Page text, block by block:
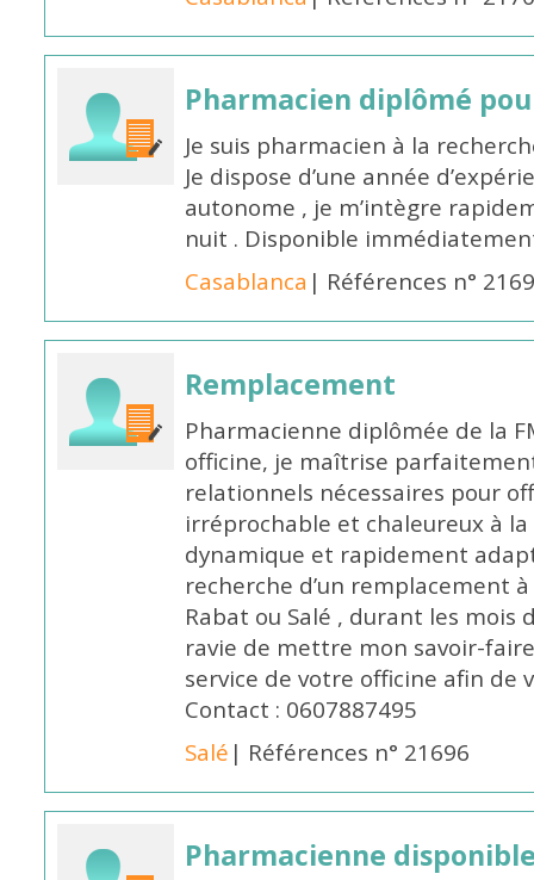
Pharmacien diplômé
Je suis pharmacien à la
Je dispose d’une année
autonome , je m’intègre
nuit . Disponible
Casablanca | Références n°
Remplacement
Pharmacienne diplômée de la
officine, je maîtrise
relationnels nécessaires pour
irréprochable et chaleureux à
dynamique et rapidement
recherche d’un remplacement
Rabat ou Salé , durant les mois
ravie de mettre mon savoir-
service de votre officine afin de
Contact : 0607887495
Salé | Références n° 21696
Pharmacienne